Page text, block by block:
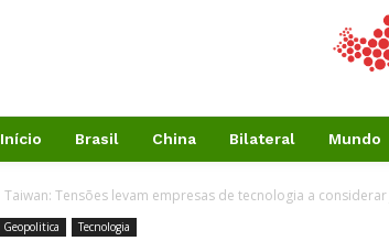
Início Brasil China Bilateral Mundo
Taiwan: Tensões levam empresas de tecnologia a
Geopolitica Tecnologia